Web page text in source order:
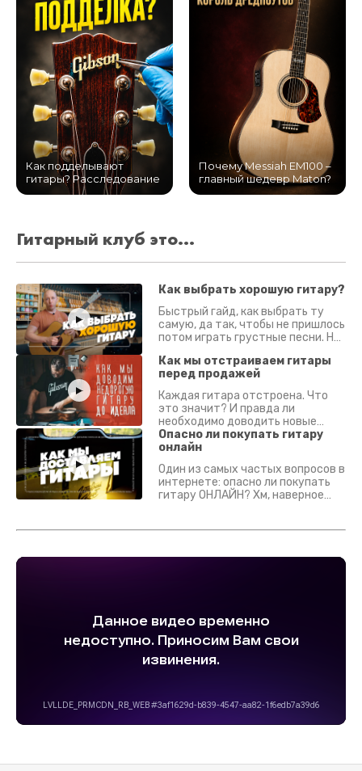
Как подделывают
гитары? Расследование
Почему Messiah EM100 –
главный шедевр Maton?
Гитарный клуб это...
Как выбрать хорошую гитару?
Быстрый гайд, как выбрать ту
самую, да так, чтобы не пришлось
потом играть грустные песни. На
Как мы отстраиваем гитары
перед продажей
Каждая гитара отстроена. Что
это значит? И правда ли
необходимо доводить новые
гитары? Если кратко - да.
Подробно - в видео :)
Опасно ли покупать гитару
онлайн
Один из самых частых вопросов в
интернете: опасно ли покупать
гитару ОНЛАЙН? Хм, наверное
застрахован. Случись что -